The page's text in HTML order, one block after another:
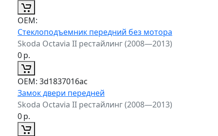
ОЕМ:
Стеклоподъемник передний без мотора
Skoda Octavia II рестайлинг (2008—2013)
0р.
ОЕМ: 3d1837016ac
Замок двери передней
Skoda Octavia II рестайлинг (2008—2013)
0р.